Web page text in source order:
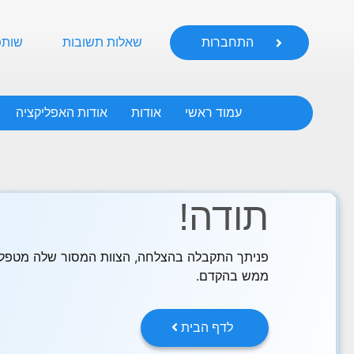
התחברות שאלות תשובות
עמוד ראשי אודות אודות האפליקציה
תודה!
פניתך התקבלה בהצלחה, הצוות המסור שלה מטפל
ממש בהקדם.
לדף הבית